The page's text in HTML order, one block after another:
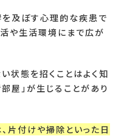
及ぼす心理的な疾患で
や生活環境にまで広が
状態を招くことはよく知
屋」が生じることがあり
片付けや掃除といった日